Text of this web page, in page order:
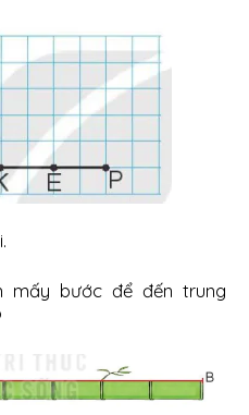
mấy bước để đến trung